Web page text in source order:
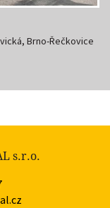
- REZIDENCE
s.r.o.